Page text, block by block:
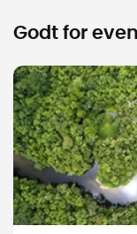
Godt for